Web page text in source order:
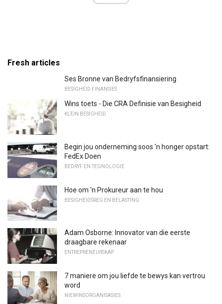
Fresh articles
Ses Bronne van Bedryfsfinansiering
BESIGHEID FINANSIES
Wins toets - Die CRA Definisie van Besigheid
KLEIN BESIGHEID
Begin jou onderneming soos 'n honger opstart:
FedEx Doen
BEDRYF EN TEGNOLOGIE
Hoe om 'n Prokureur aan te hou
BESIGHEIDSREG EN BELASTING
Adam Osborne: Innovator van die eerste
draagbare rekenaar
ENTREPRENEURSKAP
7 maniere om jou liefde te bewys kan vertrou
word
NIEWINSORGANISASIES